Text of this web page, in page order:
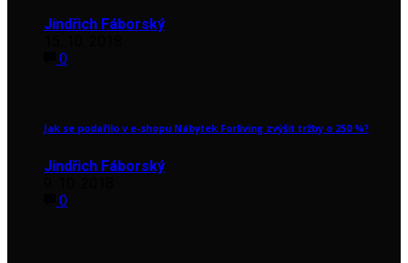
Jindřich Fáborský
0
Jak se podařilo v e-shopu Nábytek Forliving zvýšit tržby o 250 %?
Jindřich Fáborský
0